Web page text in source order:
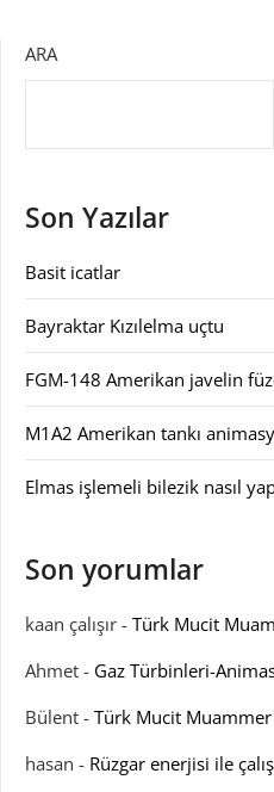
ARA
Son Yazılar
Basit icatlar
Bayraktar Kızılelma uçtu
FGM-148 Amerikan javelin
M1A2 Amerikan tankı
Elmas işlemeli bilezik nasıl
Son yorumlar
kaan çalışır - Türk Mucit
Ahmet - Gaz Türbinleri-
Bülent - Türk Mucit Muammer
hasan - Rüzgar enerjisi ile